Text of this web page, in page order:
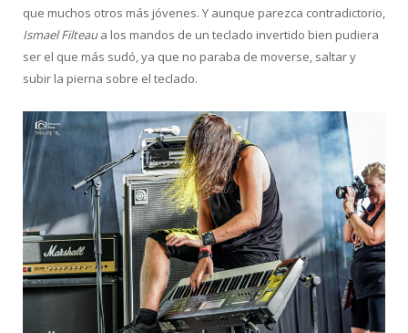
que muchos otros más jóvenes. Y aunque parezca contradictorio,
Ismael Filteaua los mandos de un teclado invertido bien pudiera
ser el que más sudó, ya que no paraba de moverse, saltar y
subir la pierna sobre el teclado.